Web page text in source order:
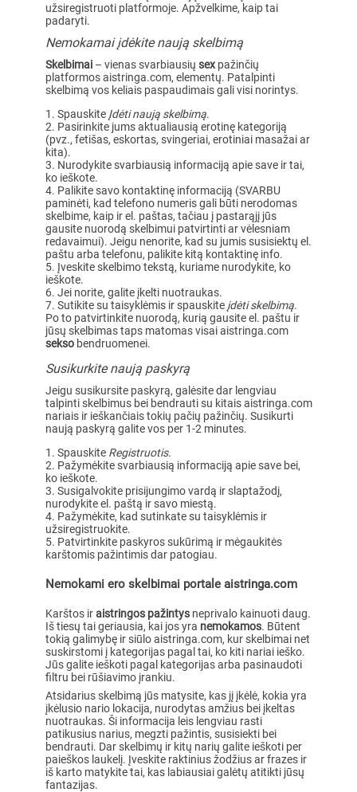
užsiregistruoti platformoje. Apžvelkime, kaip tai
padaryti.
Nemokamai įdėkite naują skelbimą
Skelbimai– vienas svarbiausių sexpažinčių
platformos aistringa.com, elementų. Patalpinti
skelbimą vos keliais paspaudimais gali visi norintys.
Spauskite Įdėti naują skelbimą.
Pasirinkite jums aktualiausią erotinę kategoriją
(pvz., fetišas, eskortas, svingeriai, erotiniai masažai ar
kita).
Nurodykite svarbiausią informaciją apie save ir tai,
ko ieškote.
Palikite savo kontaktinę informaciją (SVARBU
paminėti, kad telefono numeris gali būti nerodomas
skelbime, kaip ir el. paštas, tačiau į pastarąjį jūs
gausite nuorodą skelbimui patvirtinti ar vėlesniam
redavaimui). Jeigu nenorite, kad su jumis susisiektų el.
paštu arba telefonu, palikite kitą kontaktinę info.
Įveskite skelbimo tekstą, kuriame nurodykite, ko
ieškote.
Jei norite, galite įkelti nuotraukas.
Sutikite su taisyklėmis ir spauskite įdėti skelbimą.
Po to patvirtinkite nuorodą, kurią gausite el. paštu ir
jūsų skelbimas taps matomas visai aistringa.com
seksobendruomenei.
Susikurkite naują paskyrą
Jeigu susikursite paskyrą, galėsite dar lengviau
talpinti skelbimus bei bendrauti su kitais aistringa.com
nariais ir ieškančiais tokių pačių pažinčių. Susikurti
naują paskyrą galite vos per 1-2 minutes.
Spauskite Registruotis.
Pažymėkite svarbiausią informaciją apie save bei,
ko ieškote.
Susigalvokite prisijungimo vardą ir slaptažodį,
nurodykite el. paštą ir savo miestą.
Pažymėkite, kad sutinkate su taisyklėmis ir
užsiregistruokite.
Patvirtinkite paskyros sukūrimą ir mėgaukitės
karštomis pažintimis dar patogiau.
Nemokami ero skelbimai portale aistringa.com
Karštos iraistringos pažintysneprivalo kainuoti daug.
Iš tiesų tai geriausia, kai jos yra nemokamos. Būtent
tokią galimybę ir siūlo aistringa.com, kur skelbimai net
suskirstomi į kategorijas pagal tai, ko kiti nariai ieško.
Jūs galite ieškoti pagal kategorijas arba pasinaudoti
filtru bei rūšiavimo įrankiu.
Atsidarius skelbimą jūs matysite, kas jį įkėlė, kokia yra
įkėlusio nario lokacija, nurodytas amžius bei įkeltas
nuotraukas. Ši informacija leis lengviau rasti
patikusius narius, megzti pažintis, susisiekti bei
bendrauti. Dar skelbimų ir kitų narių galite ieškoti per
paieškos laukelį. Įveskite raktinius žodžius ar frazes ir
iš karto matykite tai, kas labiausiai galėtų atitikti jūsų
fantazijas.